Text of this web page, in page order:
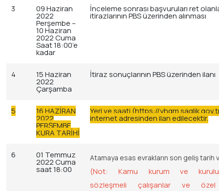
3 09 Haziran
2022
Perşembe –
10 Haziran
2022 Cuma
Saat 18:00’e
kadar
İnceleme sonrası başvuruları ret
itirazlarının PBS üzerinden alınması
4 15 Haziran
2022
Çarşamba
İtiraz sonuçlarının PBS üzerinden ilanı
5 16 HAZİRAN
2022
PERŞEMBE
KURA TARİHİ
Yeri ve saati (https://
internet adresinden ilan edilecektir.
6 01 Temmuz
2022 Cuma
saat 18:00
Atamaya esas evrakların son geliş tarih
(Not: Kamu kurum ve
sözleşmeli çalışanlar ve özel